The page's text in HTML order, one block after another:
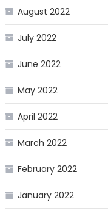
August 2022
July 2022
June 2022
May 2022
April 2022
March 2022
February 2022
January 2022